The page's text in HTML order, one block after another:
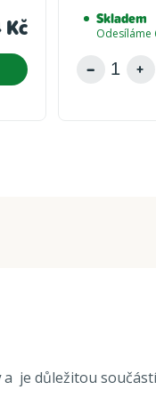
Skladem
Odesíláme
a je důležitou